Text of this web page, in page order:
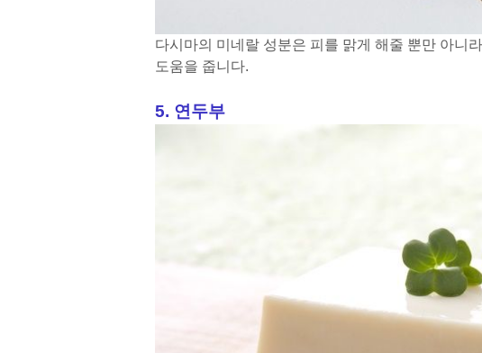
다시마의 미네랄 성분은 피를 맑게 해줄 뿐만 아니
도움을 줍니다.
5. 연두부